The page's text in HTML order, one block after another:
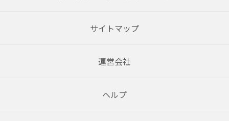
サイトマップ
運営会社
ヘルプ